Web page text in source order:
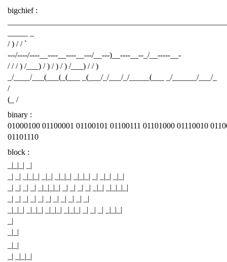
bigchief :
/ ) / / `
---/----/----__----__----__---/__---)__----__--_/__-----__-
/ / / ) /___) / ) / ) / ) /___) / / )
_/____/___(___(_(___ _(___/_/___/_/_____(___ _/______/___/_
/
(_ /
binary :
01000100 01100001 01100101 01100111 01101000 01110010
01101110
block :
_|_|_| _|
_| _| _|_|_| _|_| _|_|_| _|_|_| _| _|_| _|_|
_| _| _| _| _|_|_|_| _| _| _| _| _|_| _|_|_|_|
_| _| _| _| _| _| _| _| _| _| _|
_|_|_| _|_|_| _|_|_| _|_|_| _| _| _| _|_|_|
_|
_|_|
_|_|
_| _|_|_|